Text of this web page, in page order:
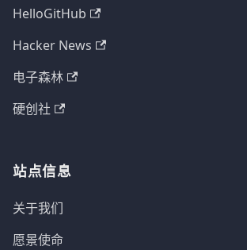
HelloGitHub
Hacker News
电子森林
硬创社
站点信息
关于我们
愿景使命